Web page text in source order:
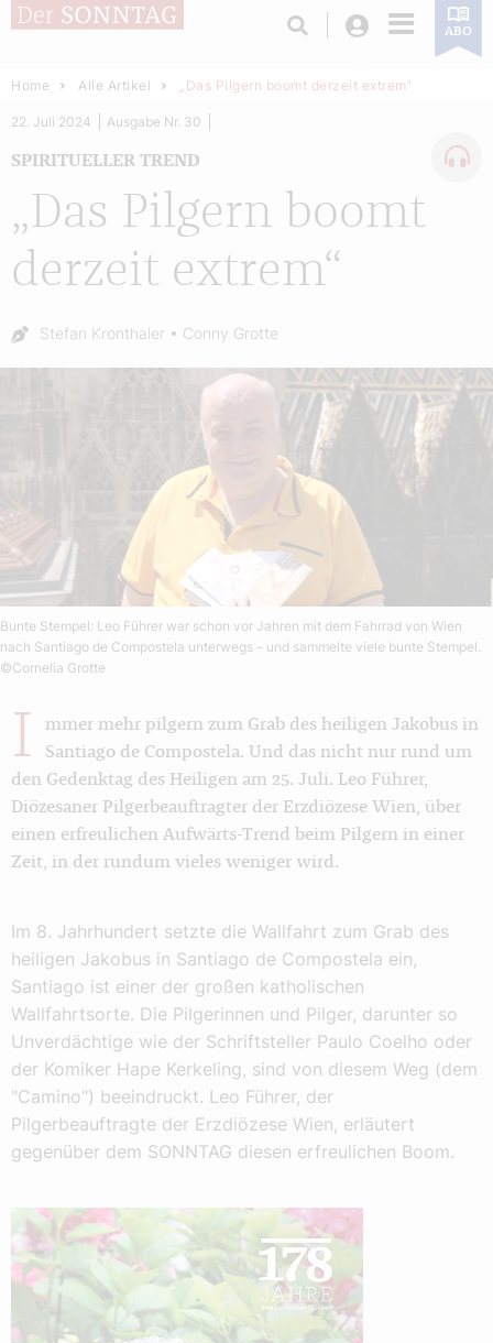
Login ABO
Home Alle Artikel „Das Pilgern boomt derzeit extrem“
„Das Pilgern boomt
derzeit extrem“
SPIRITUELLER TREND
22. Juli 2024 Ausgabe Nr. 30
Autor:
Stefan Kronthaler Conny Grotte
Bunte Stempel: Leo Führer war schon vor Jahren mit dem Fahrrad von Wien
nach Santiago de Compostela unterwegs – und sammelte viele bunte Stempel.
©Cornelia Grotte
I
mmer mehr pilgern zum Grab des heiligen Jakobus in
Santiago de Compostela. Und das nicht nur rund um
den Gedenktag des Heiligen am 25. Juli. Leo Führer,
Diözesaner Pilgerbeauftragter der Erzdiözese Wien, über
einen erfreulichen Aufwärts-Trend beim Pilgern in einer
Zeit, in der rundum vieles weniger wird.
Im 8. Jahrhundert setzte die Wallfahrt zum Grab des
heiligen Jakobus in Santiago de Compostela ein,
Santiago ist einer der großen katholischen
Wallfahrtsorte. Die Pilgerinnen und Pilger, darunter so
Unverdächtige wie der Schriftsteller Paulo Coelho oder
der Komiker Hape Kerkeling, sind von diesem Weg (dem
"Camino") beeindruckt. Leo Führer, der
Pilgerbeauftragte der Erzdiözese Wien, erläutert
gegenüber dem SONNTAG diesen erfreulichen Boom.